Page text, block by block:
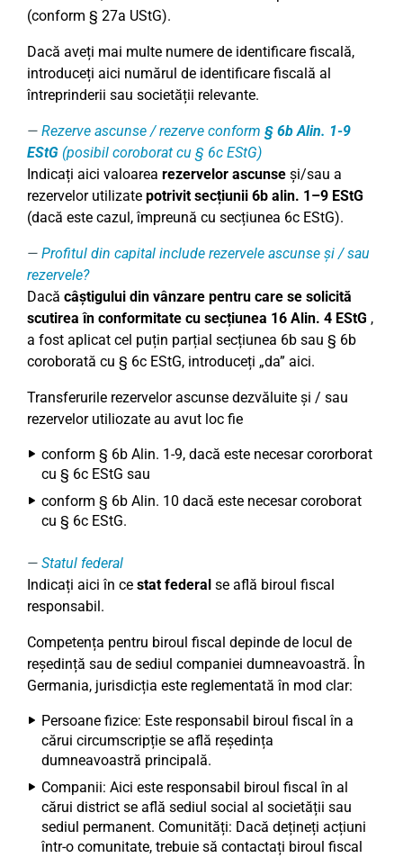
(conform § 27a UStG).
Dacă aveți mai multe numere de identificare fiscală,
introduceți aici numărul de identificare fiscală al
întreprinderii sau societății relevante.
Rezerve ascunse / rezerve conform § 6b Alin. 1-9
EStG (posibil coroborat cu § 6c EStG)
Indicați aici valoarea rezervelor ascunse și/sau a
rezervelor utilizate potrivitsecțiunii 6b alin. 1–9 EStG
(dacă este cazul, împreună cu secțiunea 6c EStG).
Profitul din capital include rezervele ascunse și / sau
rezervele?
Dacă câștigului din vânzare pentru care se solicită
scutirea în conformitate cu secțiunea 16 Alin. 4 EStG ,
a fost aplicat cel puțin parțial secțiunea 6b sau § 6b
coroborată cu § 6c EStG, introduceți „da” aici.
Transferurile rezervelor ascunse dezvăluite și / sau
rezervelor utiliozate au avut loc fie
conform § 6b Alin. 1-9, dacă este necesar cororborat
cu § 6c EStG sau
conform § 6b Alin. 10 dacă este necesar coroborat
cu § 6c EStG.
Statul federal
Indicați aici în ce stat federal se află biroul fiscal
responsabil.
Competența pentru biroul fiscal depinde de locul de
reședință sau de sediul companiei dumneavoastră. În
Germania, jurisdicția este reglementată în mod clar:
Persoane fizice: Este responsabil biroul fiscal în a
cărui circumscripție se află reședința
dumneavoastră principală.
Companii: Aici este responsabil biroul fiscal în al
cărui district se află sediul social al societății sau
sediul permanent. Comunități: Dacă dețineți acțiuni
într-o comunitate, trebuie să contactați biroul fiscal